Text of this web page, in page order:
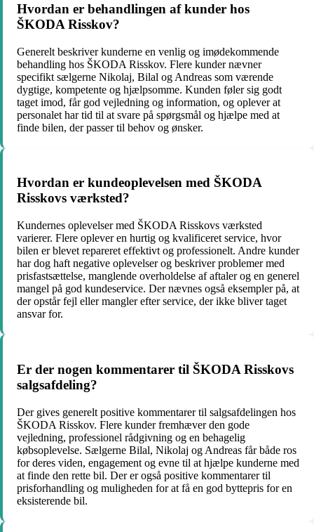
Hvordan er behandlingen af kunder hos
ŠKODA Risskov?
Generelt beskriver kunderne en venlig og imødekommende
behandling hos ŠKODA Risskov. Flere kunder nævner
specifikt sælgerne Nikolaj, Bilal og Andreas som værende
dygtige, kompetente og hjælpsomme. Kunden føler sig godt
taget imod, får god vejledning og information, og oplever at
personalet har tid til at svare på spørgsmål og hjælpe med at
finde bilen, der passer til behov og ønsker.
Hvordan er kundeoplevelsen med ŠKODA
Risskovs værksted?
Kundernes oplevelser med ŠKODA Risskovs værksted
varierer. Flere oplever en hurtig og kvalificeret service, hvor
bilen er blevet repareret effektivt og professionelt. Andre kunder
har dog haft negative oplevelser og beskriver problemer med
prisfastsættelse, manglende overholdelse af aftaler og en generel
mangel på god kundeservice. Der nævnes også eksempler på, at
der opstår fejl eller mangler efter service, der ikke bliver taget
ansvar for.
Er der nogen kommentarer til ŠKODA Risskovs
salgsafdeling?
Der gives generelt positive kommentarer til salgsafdelingen hos
ŠKODA Risskov. Flere kunder fremhæver den gode
vejledning, professionel rådgivning og en behagelig
købsoplevelse. Sælgerne Bilal, Nikolaj og Andreas får både ros
for deres viden, engagement og evne til at hjælpe kunderne med
at finde den rette bil. Der er også positive kommentarer til
prisforhandling og muligheden for at få en god byttepris for en
eksisterende bil.